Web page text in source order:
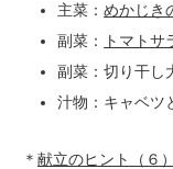
主菜：めかじき
副菜：
トマトサ
副菜：切り干し
汁物：キャベツ
＊ 献立のヒント（６）